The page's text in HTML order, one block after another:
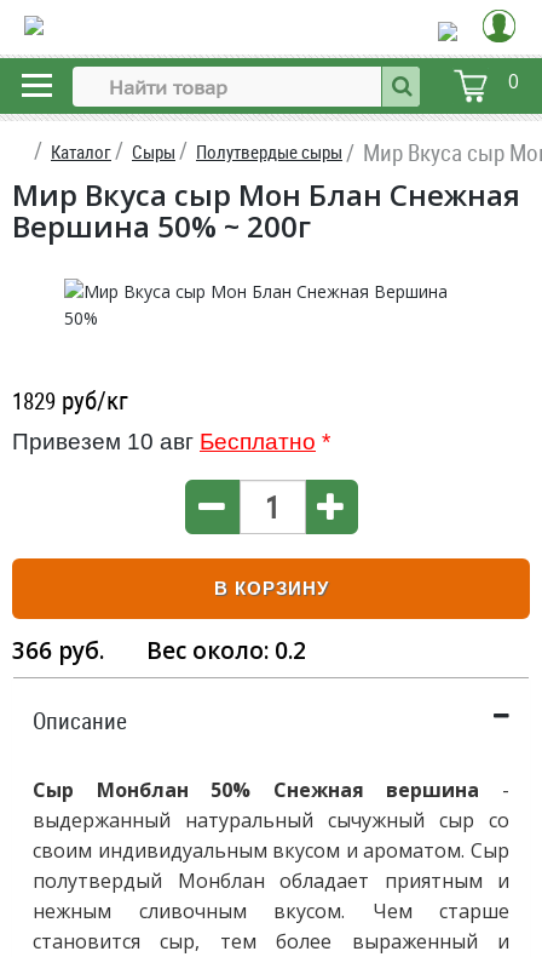
0
Каталог Сыры Полутвердые сыры Мир Вкуса сыр
Мир Вкуса сыр Мон Блан Снежная
Вершина 50% ~ 200г
1829 руб/кг
Привезем 10 авг Бесплатно *
В КОРЗИНУ
366 руб. Вес около: 0.2
Описание
Сыр Монблан 50% Снежная вершина
-
выдержанный натуральный сычужный сыр со
своим индивидуальным вкусом и ароматом. Сыр
полутвердый Монблан обладает приятным и
нежным сливочным вкусом. Чем старше
становится сыр, тем более выраженный и